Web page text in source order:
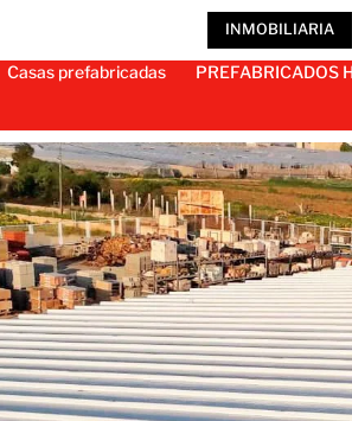
INMOBILIARIA
Casas prefabricadas PREFABRICADOS